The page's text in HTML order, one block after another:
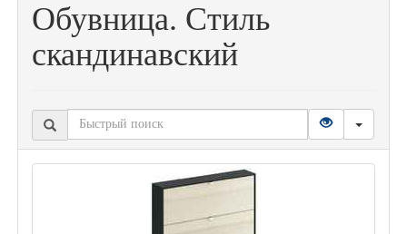
Обувница. Стиль
скандинавский